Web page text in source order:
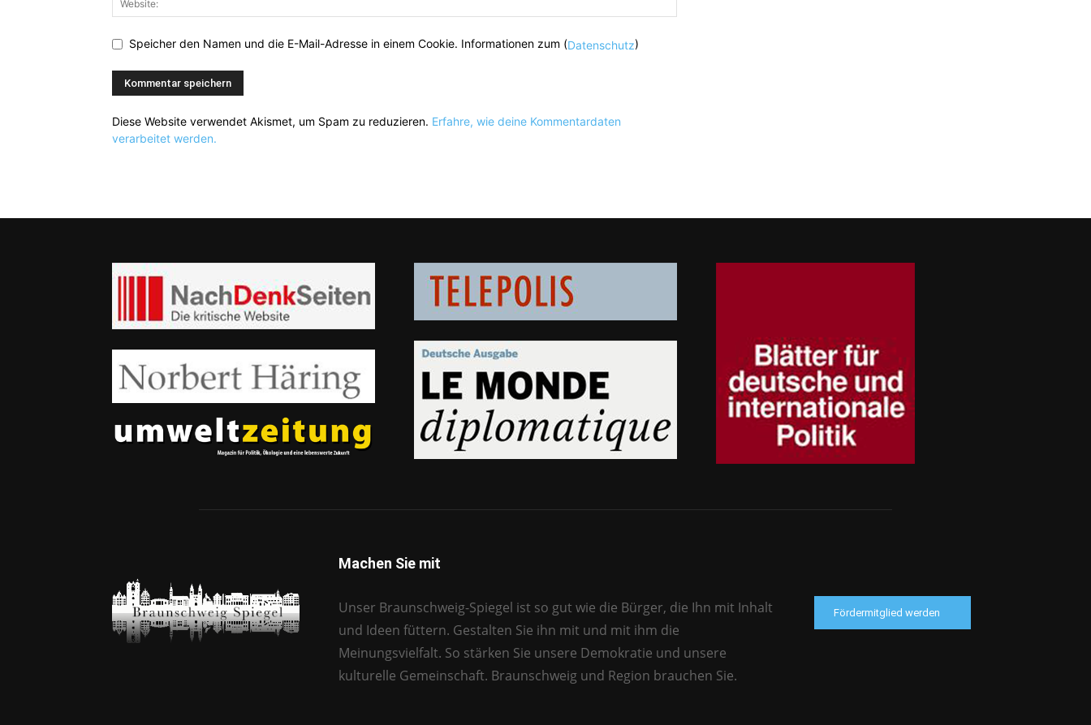
Speicher den Namen und die E-Mail-Adresse in einem Cookie. Informationen zum (Datenschutz)
Diese Website verwendet Akismet, um Spam zu reduzieren. Erfahre, wie deine Kommentardaten
verarbeitet werden.
Machen Sie mit
Unser Braunschweig-Spiegel ist so gut wie die Bürger, die Ihn mit Inhalt
und Ideen füttern. Gestalten Sie ihn mit und mit ihm die
Meinungsvielfalt. So stärken Sie unsere Demokratie und unsere
kulturelle Gemeinschaft. Braunschweig und Region brauchen Sie.
Fördermitglied werden